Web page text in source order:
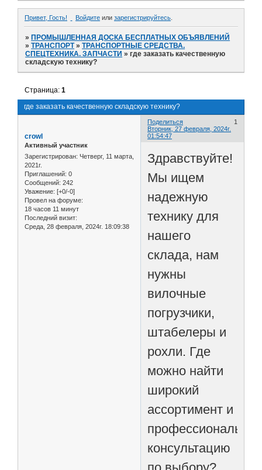
Привет, Гость! Войдите или зарегистрируйтесь
»ПРОМЫШЛЕННАЯ ДОСКА БЕСПЛАТНЫХ ОБЪЯВЛЕНИЙ
»ТРАНСПОРТ »ТРАНСПОРТНЫЕ СРЕДСТВА.
СПЕЦТЕХНИКА. ЗАПЧАСТИ »где заказать качественную
складскую технику?
где заказать качественную складскую технику?
Страница:1
Поделиться
1
Вторник, 27 февраля, 2024г.
01:54:47
crowl
Активный участник
Зарегистрирован: Четверг, 11 марта,
2021г.
Приглашений: 0
Сообщений: 242
Уважение: [+0/-0]
Провел на форуме:
18 часов 11 минут
Последний визит:
Среда, 28 февраля, 2024г. 18:09:38
Здравствуйте!
Мы ищем
надежную
технику для
нашего
склада, нам
нужны
вилочные
погрузчики,
штабелеры и
рохли. Где
можно найти
широкий
ассортимент и
консультацию